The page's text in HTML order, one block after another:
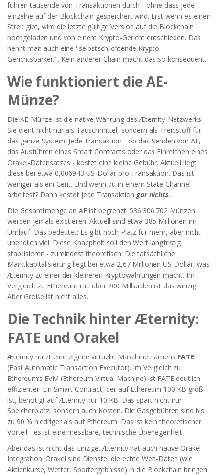
führen tausende von Transaktionen durch - ohne dass jede
einzelne auf der Blockchain gespeichert wird. Erst wenn es einen
Streit gibt, wird die letzte gültige Version auf die Blockchain
hochgeladen und von einem Krypto-Gericht entschieden. Das
nennt man auch eine "selbstschlichtende Krypto-
Gerichtsbarkeit". Kein anderer Chain macht das so konsequent.
Wie funktioniert die AE-
Münze?
Die AE-Münze ist die native Währung des Æternity-Netzwerks.
Sie dient nicht nur als Tauschmittel, sondern als Treibstoff für
das ganze System. Jede Transaktion - ob das Senden von AE,
das Ausführen eines Smart Contracts oder das Einreichen eines
Orakel-Datensatzes - kostet eine kleine Gebühr. Aktuell liegt
diese bei etwa 0,006943 US-Dollar pro Transaktion. Das ist
weniger als ein Cent. Und wenn du in einem State Channel
arbeitest? Dann kostet jede Transaktion gar nichts.
Die Gesamtmenge an AE ist begrenzt: 536.306.702 Münzen
werden jemals existieren. Aktuell sind etwa 385 Millionen im
Umlauf. Das bedeutet: Es gibt noch Platz für mehr, aber nicht
unendlich viel. Diese Knappheit soll den Wert langfristig
stabilisieren - zumindest theoretisch. Die tatsächliche
Marktkapitalisierung liegt bei etwa 2,67 Millionen US-Dollar, was
Æternity zu einer der kleineren Kryptowährungen macht. Im
Vergleich zu Ethereum mit über 200 Milliarden ist das winzig.
Aber Größe ist nicht alles.
Die Technik hinter Æternity:
FATE und Orakel
Æternity nutzt eine eigene virtuelle Maschine namens FATE
(Fast Automatic Transaction Executor). Im Vergleich zu
Ethereum’s EVM (Ethereum Virtual Machine) ist FATE deutlich
effizienter. Ein Smart Contract, der auf Ethereum 100 KB groß
ist, benötigt auf Æternity nur 10 KB. Das spart nicht nur
Speicherplatz, sondern auch Kosten. Die Gasgebühren sind bis
zu 90 % niedriger als auf Ethereum. Das ist kein theoretischer
Vorteil - es ist eine messbare, technische Überlegenheit.
Aber das ist nicht das Einzige. Æternity hat auch native Orakel-
Integration. Orakel sind Dienste, die echte Welt-Daten (wie
Aktienkurse, Wetter, Sportergebnisse) in die Blockchain bringen.